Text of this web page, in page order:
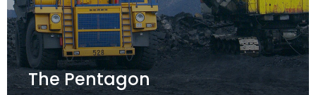
The Pentagon